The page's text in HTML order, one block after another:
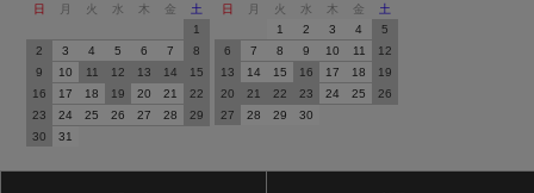
日
月 火 水 木 金
土
1
2
3 4 5 6 7
8
9
10 11 12 13 14
15
16
17 18 19 20 21
22
23
24 25 26 27 28
29
30
31
日
月 火 水 木 金
土
1
2 3 4
5
6
7 8 9 10 11
12
13
14 15 16 17 18
19
20
21 22 23 24 25
26
27
28 29 30